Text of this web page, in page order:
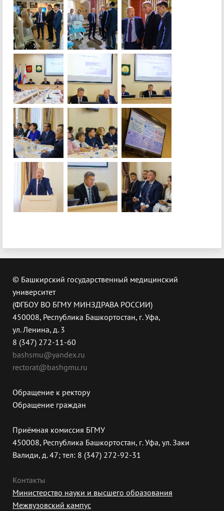
© Башкирский государственный медицинский
университет
(ФГБОУ ВО БГМУ МИНЗДРАВА РОССИИ)
450008, Республика Башкортостан, г. Уфа,
ул. Ленина, д. 3
8 (347) 272-11-60
bashsmu@yandex.ru
rectorat@bashgmu.ru
Обращение к ректору
Обращение граждан
Приёмная комиссия БГМУ
450008, Республика Башкортостан, г. Уфа, ул. Заки
Валиди, д. 47; тел: 8 (347) 272-92-31
Контакты
Министерство науки и высшего образования
Межвузовский кампус